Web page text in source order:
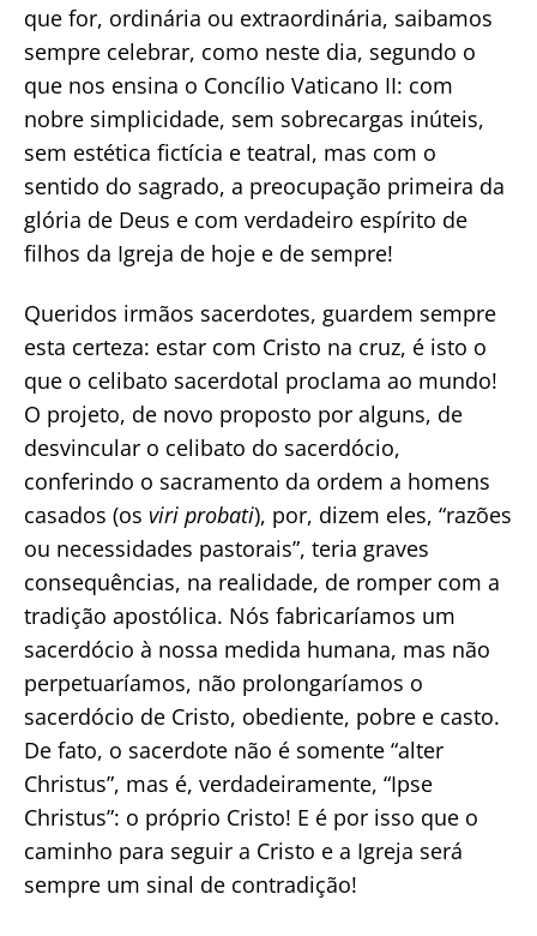
que for, ordinária ou extraordinária, saibamos
sempre celebrar, como neste dia, segundo o
que nos ensina o Concílio Vaticano II: com
nobre simplicidade, sem sobrecargas inúteis,
sem estética fictícia e teatral, mas com o
sentido do sagrado, a preocupação primeira da
glória de Deus e com verdadeiro espírito de
filhos da Igreja de hoje e de sempre!
Queridos irmãos sacerdotes, guardem sempre
esta certeza: estar com Cristo na cruz, é isto o
que o celibato sacerdotal proclama ao mundo!
O projeto, de novo proposto por alguns, de
desvincular o celibato do sacerdócio,
conferindo o sacramento da ordem a homens
casados (os viri probati), por, dizem eles, “razões
ou necessidades pastorais”, teria graves
consequências, na realidade, de romper com a
tradição apostólica. Nós fabricaríamos um
sacerdócio à nossa medida humana, mas não
perpetuaríamos, não prolongaríamos o
sacerdócio de Cristo, obediente, pobre e casto.
De fato, o sacerdote não é somente “alter
Christus”, mas é, verdadeiramente, “Ipse
Christus”: o próprio Cristo! E é por isso que o
caminho para seguir a Cristo e a Igreja será
sempre um sinal de contradição!